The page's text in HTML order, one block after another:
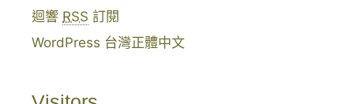
迴響 RSS 訂閱
WordPress 台灣正體中文